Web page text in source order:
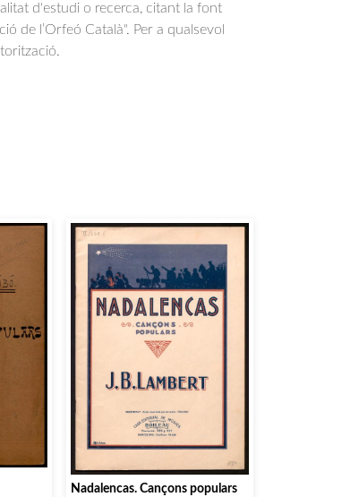
d'estudi o recerca, citant la font
de l’Orfeó Català". Per a qualsevol
Nadalencas. Cançons populars